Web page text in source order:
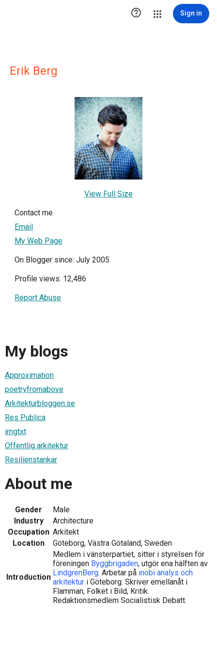
 Sign in
Erik Berg
View Full Size
Contact me
Email
My Web Page
On Blogger since: July 2005
Profile views: 12,486
Report Abuse
My blogs
Approximation
poetryfromabove
Arkitekturbloggen.se
Res Publica
imgtxt
Offentlig arkitektur
Resilienstankar
About me
Gender
Male
Industry
Architecture
Occupation Arkitekt
Location
Göteborg, Västra Götaland, Sweden
Introduction
Medlem i vänsterpartiet, sitter i styrelsen för
föreningen Byggbrigaden, utgör ena hälften av
LindgrenBerg. Arbetar på inobi analys och
arkitektur i Göteborg. Skriver emellanåt i
Flamman, Folket i Bild, Kritik.
Redaktionsmedlem Socialistisk Debatt.